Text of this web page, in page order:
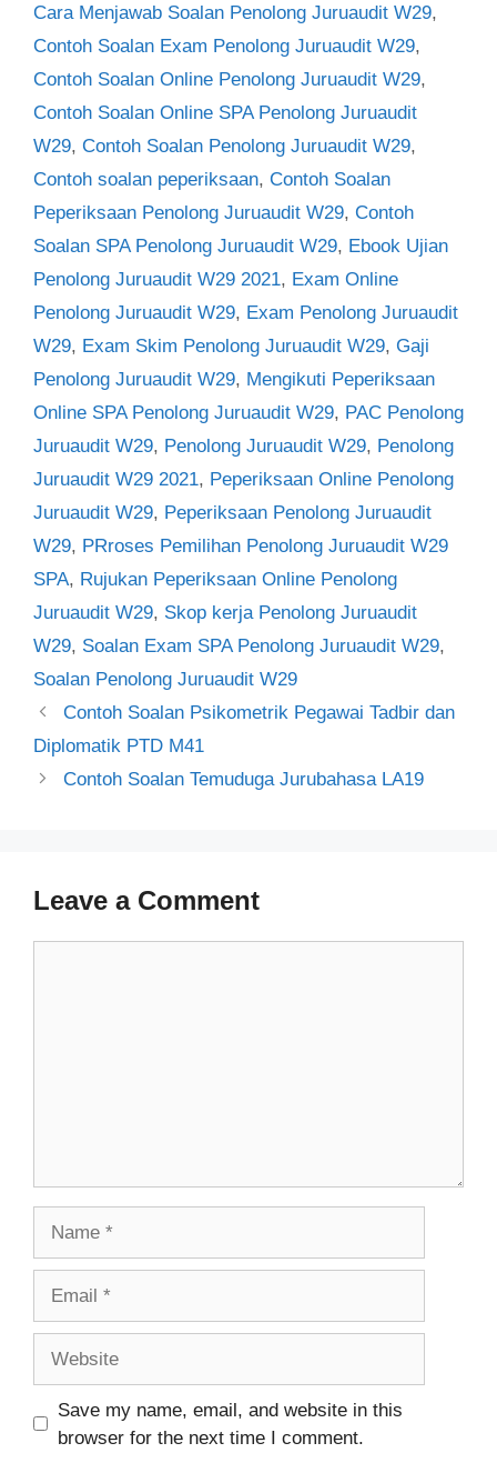
Cara Menjawab Soalan Penolong Juruaudit W29,
Contoh Soalan Exam Penolong Juruaudit W29,
Contoh Soalan Online Penolong Juruaudit W29,
Contoh Soalan Online SPA Penolong Juruaudit
W29, Contoh Soalan Penolong Juruaudit W29,
Contoh soalan peperiksaan, Contoh Soalan
Peperiksaan Penolong Juruaudit W29, Contoh
Soalan SPA Penolong Juruaudit W29, Ebook Ujian
Penolong Juruaudit W29 2021, Exam Online
Penolong Juruaudit W29, Exam Penolong Juruaudit
W29, Exam Skim Penolong Juruaudit W29, Gaji
Penolong Juruaudit W29, Mengikuti Peperiksaan
Online SPA Penolong Juruaudit W29, PAC Penolong
Juruaudit W29, Penolong Juruaudit W29, Penolong
Juruaudit W29 2021, Peperiksaan Online Penolong
Juruaudit W29, Peperiksaan Penolong Juruaudit
W29, PRroses Pemilihan Penolong Juruaudit W29
SPA, Rujukan Peperiksaan Online Penolong
Juruaudit W29, Skop kerja Penolong Juruaudit
W29, Soalan Exam SPA Penolong Juruaudit W29,
Soalan Penolong Juruaudit W29
Post
navigation
Contoh Soalan Psikometrik Pegawai Tadbir dan
Diplomatik PTD M41
Contoh Soalan Temuduga Jurubahasa LA19
Leave a Comment
Save my name, email, and website in this
browser for the next time I comment.